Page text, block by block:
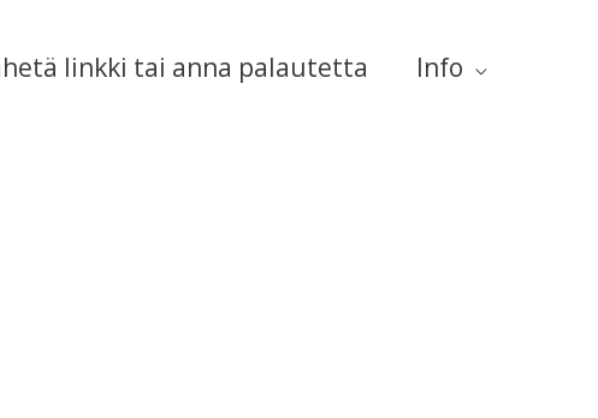
linkki tai anna palautetta Info